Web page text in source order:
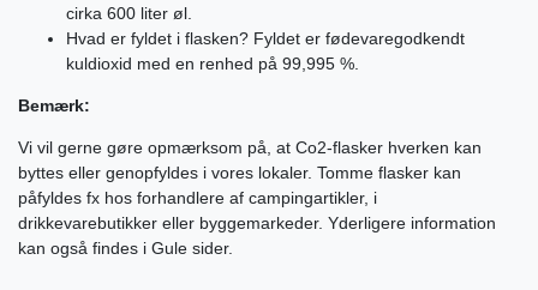
cirka 600 liter øl.
Hvad er fyldet i flasken? Fyldet er fødevaregodkendt
kuldioxid med en renhed på 99,995 %.
Bemærk:
Vi vil gerne gøre opmærksom på, at Co2-flasker hverken kan
byttes eller genopfyldes i vores lokaler. Tomme flasker kan
påfyldes fx hos forhandlere af campingartikler, i
drikkevarebutikker eller byggemarkeder. Yderligere information
kan også findes i Gule sider.